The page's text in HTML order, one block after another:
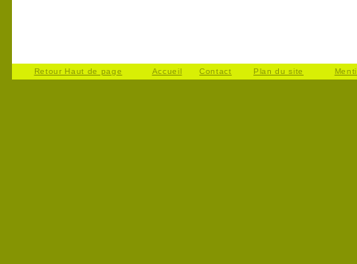
Retour Haut de page Accueil Contact Plan du site